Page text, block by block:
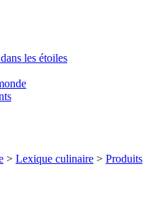
les étoiles
> Lexique culinaire > Produits